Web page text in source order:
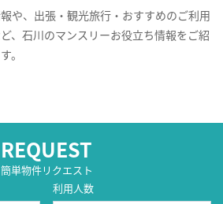
や、出張・観光旅行・おすすめのご利用
、石川のマンスリーお役立ち情報をご紹
。
REQUEST
簡単物件リクエスト
利用人数